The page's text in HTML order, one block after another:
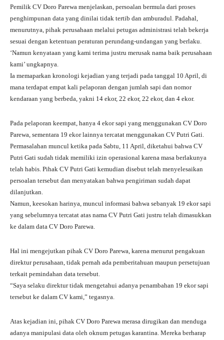
Pemilik CV Doro Parewa menjelaskan, persoalan bermula dari proses
penghimpunan data yang dinilai tidak tertib dan amburadul. Padahal,
menurutnya, pihak perusahaan melalui petugas administrasi telah bekerja
sesuai dengan ketentuan peraturan perundang-undangan yang berlaku.
‘Namun kenyataan yang kami terima justru merusak nama baik perusahaan
kami’ ungkapnya.
Ia memaparkan kronologi kejadian yang terjadi pada tanggal 10 April, di
mana terdapat empat kali pelaporan dengan jumlah sapi dan nomor
kendaraan yang berbeda, yakni 14 ekor, 22 ekor, 22 ekor, dan 4 ekor.
Pada pelaporan keempat, hanya 4 ekor sapi yang menggunakan CV Doro
Parewa, sementara 19 ekor lainnya tercatat menggunakan CV Putri Gati.
Permasalahan muncul ketika pada Sabtu, 11 April, diketahui bahwa CV
Putri Gati sudah tidak memiliki izin operasional karena masa berlakunya
telah habis. Pihak CV Putri Gati kemudian disebut telah menyelesaikan
persoalan tersebut dan menyatakan bahwa pengiriman sudah dapat
dilanjutkan.
Namun, keesokan harinya, muncul informasi bahwa sebanyak 19 ekor sapi
yang sebelumnya tercatat atas nama CV Putri Gati justru telah dimasukkan
ke dalam data CV Doro Parewa.
Hal ini mengejutkan pihak CV Doro Parewa, karena menurut pengakuan
direktur perusahaan, tidak pernah ada pemberitahuan maupun persetujuan
terkait pemindahan data tersebut.
“Saya selaku direktur tidak mengetahui adanya penambahan 19 ekor sapi
tersebut ke dalam CV kami,” tegasnya.
Atas kejadian ini, pihak CV Doro Parewa merasa dirugikan dan menduga
adanya manipulasi data oleh oknum petugas karantina. Mereka berharap